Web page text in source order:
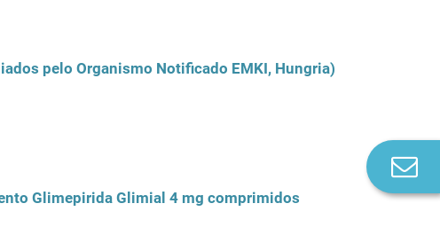
pelo Organismo Notificado EMKI, Hungria)
Glimepirida Glimial 4 mg comprimidos